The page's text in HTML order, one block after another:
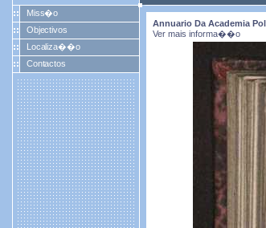
Miss�o
Objectivos
Localiza��o
Contactos
Annuario Da Academia
Ver mais informa��o